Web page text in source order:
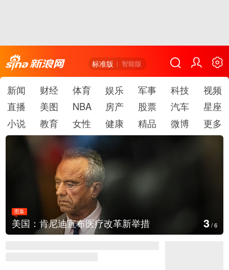
标准版 智能版
新闻 财经 体育 娱乐 军事 科技
视频
直播
美图 NBA 房产 股票 汽车
星座
小说
教育 女性 健康 精品 微博 更多
云南普洱：乡村风光如画 4 /6